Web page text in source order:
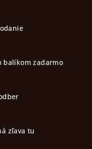
balíkom zadarmo
zľava tu